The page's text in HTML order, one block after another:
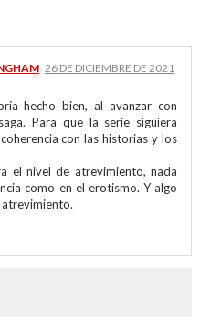
26 DE DICIEMBRE DE 2021
hecho bien, al avanzar con
Para que la serie siguiera
con las historias y los
el nivel de atrevimiento, nada
como en el erotismo. Y algo
atrevimiento.